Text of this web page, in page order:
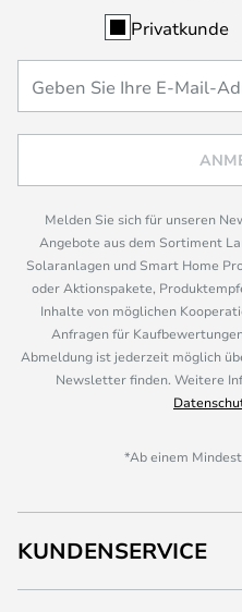
Privatkunde
Melden Sie sich für unseren
Angebote aus dem Sortiment
Solaranlagen und Smart Home
oder Aktionspakete,
Inhalte von möglichen
Anfragen für
Abmeldung ist jederzeit möglich
Newsletter finden. Weitere
*Ab einem
KUNDENSERVICE